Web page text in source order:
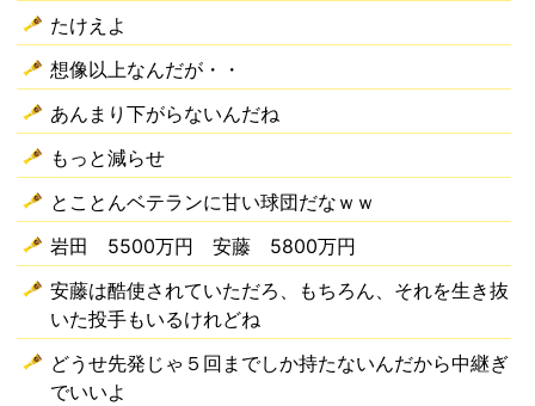
たけえよ
想像以上なんだが・・
あんまり下がらないんだね
もっと減らせ
とことんベテランに甘い球団だなｗｗ
岩田 5500万円 安藤 5800万円
安藤は酷使されていただろ、もちろん、それを生き抜
いた投手もいるけれどね
どうせ先発じゃ５回までしか持たないんだから中継ぎ
でいいよ